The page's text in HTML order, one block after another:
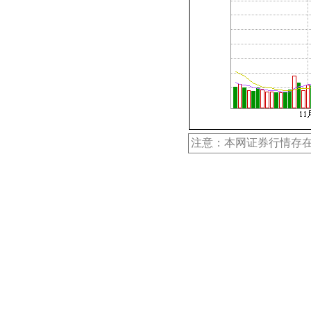
注意：本网证券行情存